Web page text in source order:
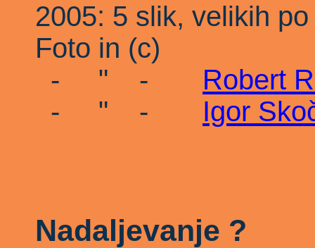
2005: 5 slik, velikih
Foto in (c)
- " - Robert
- " - Igor
Nadaljevanje ?